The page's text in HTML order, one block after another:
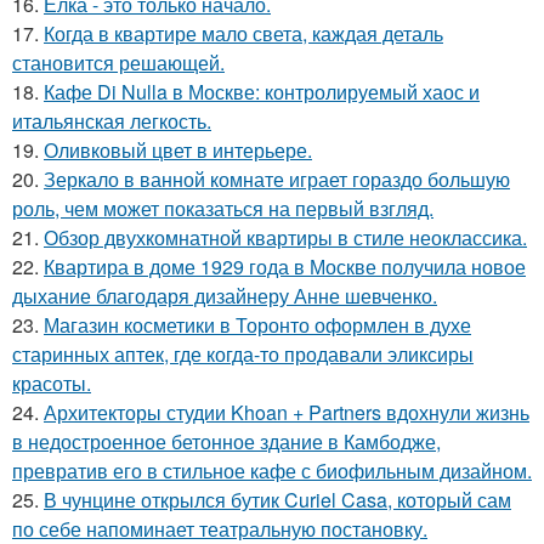
17. Когда в квартире мало света, каждая деталь
становится решающей.
18. Кафе Di Nulla в Москве: контролируемый хаос и
итальянская легкость.
19. Оливковый цвет в интерьере.
20. Зеркало в ванной комнате играет гораздо большую
роль, чем может показаться на первый взгляд.
21. Обзор двухкомнатной квартиры в стиле неоклассика.
22. Квартира в доме 1929 года в Москве получила новое
дыхание благодаря дизайнеру Анне шевченко.
23. Магазин косметики в Торонто оформлен в духе
старинных аптек, где когда-то продавали эликсиры
красоты.
24. Архитекторы студии Khoan + Partners вдохнули жизнь
в недостроенное бетонное здание в Камбодже,
превратив его в стильное кафе с биофильным дизайном.
25. В чунцине открылся бутик Curiel Casa, который сам
по себе напоминает театральную постановку.